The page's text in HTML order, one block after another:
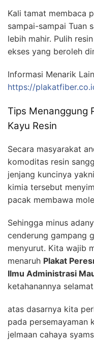
Kali tamat membaca
sampai-sampai Tuan
lebih mahir. Pulih
ekses yang beroleh
Informasi Menarik
https://
Tips Menanggung
Kayu Resin
Secara masyarakat
komoditas resin
jenjang kuncinya
kimia tersebut
pacak membawa
Sehingga minus
cenderung gampang
menyurut. Kita wajib
menaruh Plakat
Ilmu Administrasi
ketahanannya
atas dasarnya kita
pada persemayaman
jelmaan cahaya